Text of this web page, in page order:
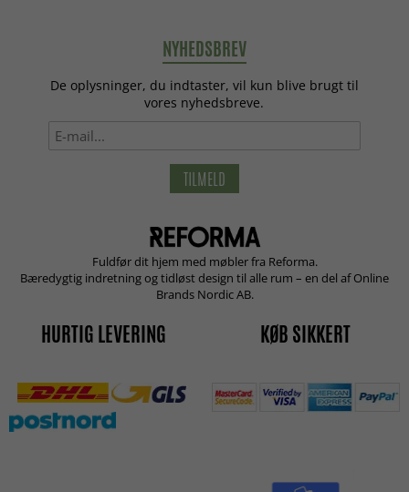
NYHEDSBREV
De oplysninger, du indtaster, vil kun blive brugt til
vores nyhedsbreve.
TILMELD
Fuldfør dit hjem med møbler fra Reforma.
Bæredygtig indretning og tidløst design til alle rum – en del af Online
Brands Nordic AB.
HURTIG LEVERING KØB SIKKERT